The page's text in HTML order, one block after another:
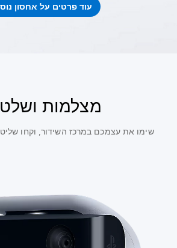
עוד פרטים על אחסון
מצלמות
שימו את עצמכם במרכז השידור, וקחו